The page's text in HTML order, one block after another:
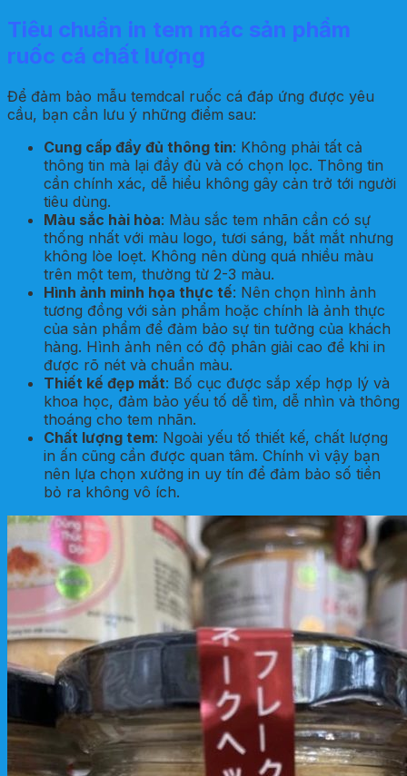
Tiêu chuẩn in tem mác sản phẩm
ruốc cá chất lượng
Để đảm bảo mẫu temdcal ruốc cá đáp ứng được yêu
cầu, bạn cần lưu ý những điểm sau:
Cung cấp đầy đủ thông tin: Không phải tất cả
thông tin mà lại đầy đủ và có chọn lọc. Thông tin
cần chính xác, dễ hiểu không gây cản trở tới người
tiêu dùng.
Màu sắc hài hòa: Màu sắc tem nhãn cần có sự
thống nhất với màu logo, tươi sáng, bắt mắt nhưng
không lòe loẹt. Không nên dùng quá nhiều màu
trên một tem, thường từ 2-3 màu.
Hình ảnh minh họa thực tế: Nên chọn hình ảnh
tương đồng với sản phẩm hoặc chính là ảnh thực
của sản phẩm để đảm bảo sự tin tưởng của khách
hàng. Hình ảnh nên có độ phân giải cao để khi in
được rõ nét và chuẩn màu.
Thiết kế đẹp mắt: Bố cục được sắp xếp hợp lý và
khoa học, đảm bảo yếu tố dễ tìm, dễ nhìn và thông
thoáng cho tem nhãn.
Chất lượng tem: Ngoài yếu tố thiết kế, chất lượng
in ấn cũng cần được quan tâm. Chính vì vậy bạn
nên lựa chọn xưởng in uy tín để đảm bảo số tiền
bỏ ra không vô ích.